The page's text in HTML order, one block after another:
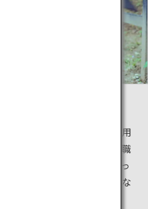
な職業を体験できる子ども用
捕まえる捕物など、江戸の職
できます。簡単な修行を行っ
の任務に就任！衣裳だけでな
た子供たちの真剣な表情